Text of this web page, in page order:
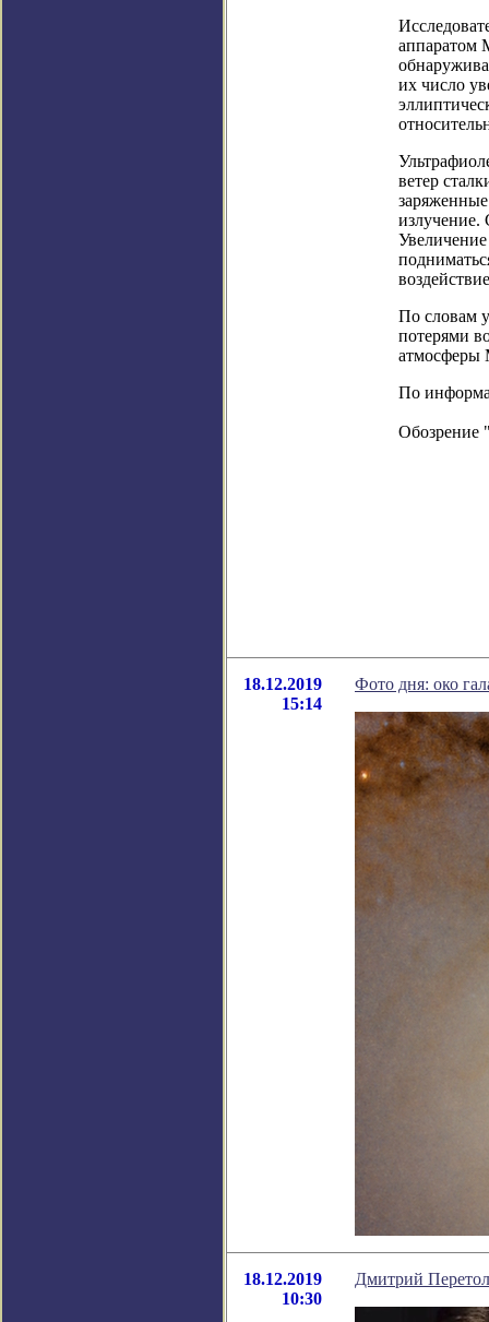
аппаратом
их число
ветер
излучение.
По словам
потерями
атмосферы
По
Обозрение
18.12.2019
15:14
Фото дня: око
18.12.2019
10:30
Дмитрий